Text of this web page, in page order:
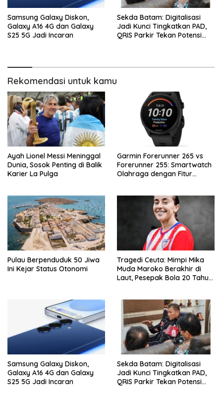
Samsung Galaxy Diskon,
Galaxy A16 4G dan Galaxy
S25 5G Jadi Incaran
Sekda Batam: Digitalisasi
Jadi Kunci Tingkatkan PAD,
QRIS Parkir Tekan Potensi
Rekomendasi untuk kamu
Ayah Lionel Messi Meninggal
Dunia, Sosok Penting di Balik
Karier La Pulga
Garmin Forerunner 265 vs
Forerunner 255: Smartwatch
Olahraga dengan Fitur
Pulau Berpenduduk 50 Jiwa
Ini Kejar Status Otonomi
Tragedi Ceuta: Mimpi Mika
Muda Maroko Berakhir di
Laut, Pesepak Bola 20 Tahun
Samsung Galaxy Diskon,
Galaxy A16 4G dan Galaxy
S25 5G Jadi Incaran
Sekda Batam: Digitalisasi
Jadi Kunci Tingkatkan PAD,
QRIS Parkir Tekan Potensi